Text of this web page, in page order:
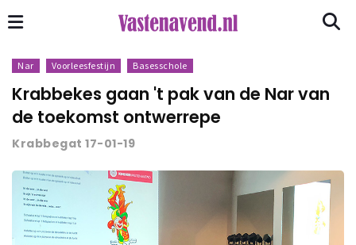
Nar Voorleesfestijn Basesschole
Krabbekes gaan 't pak van de Nar van
de toekomst ontwerrepe
Krabbegat 17-01-19